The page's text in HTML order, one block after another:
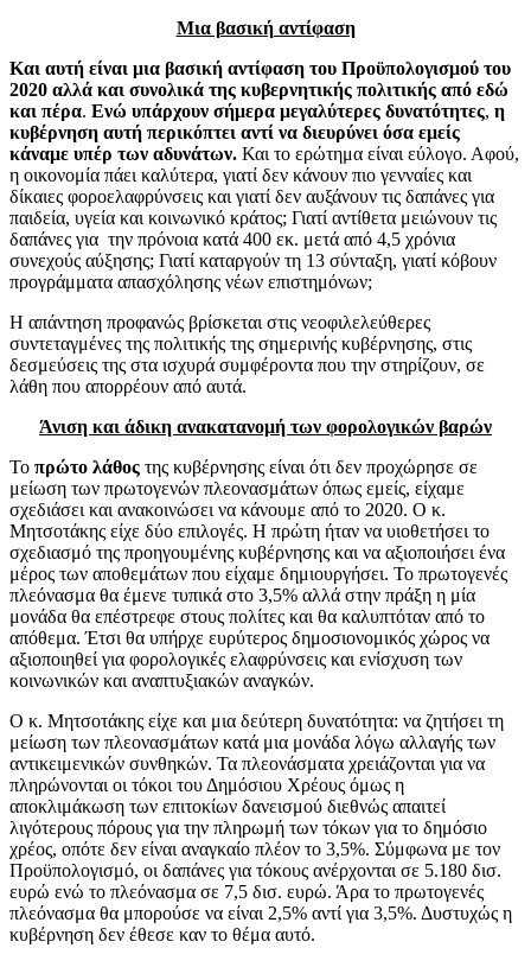
Μια βασική αντίφαση
Και αυτή είναι μια βασική αντίφαση του Προϋπολογισμού του
2020 αλλά και συνολικά της κυβερνητικής πολιτικής από εδώ
και πέρα. Ενώ υπάρχουν σήμερα μεγαλύτερες δυνατότητες, η
κυβέρνηση αυτή περικόπτει αντί να διευρύνει όσα εμείς
κάναμε υπέρ των αδυνάτων. Και το ερώτημα είναι εύλογο. Αφού,
η οικονομία πάει καλύτερα, γιατί δεν κάνουν πιο γενναίες και
δίκαιες φοροελαφρύνσεις και γιατί δεν αυξάνουν τις δαπάνες για
παιδεία, υγεία και κοινωνικό κράτος; Γιατί αντίθετα μειώνουν τις
δαπάνες για την πρόνοια κατά 400 εκ. μετά από 4,5 χρόνια
συνεχούς αύξησης; Γιατί καταργούν τη 13 σύνταξη, γιατί κόβουν
προγράμματα απασχόλησης νέων επιστημόνων;
Η απάντηση προφανώς βρίσκεται στις νεοφιλελεύθερες
συντεταγμένες της πολιτικής της σημερινής κυβέρνησης, στις
δεσμεύσεις της στα ισχυρά συμφέροντα που την στηρίζουν, σε
λάθη που απορρέουν από αυτά.
Άνιση και άδικη ανακατανομή των φορολογικών βαρών
Το πρώτο λάθος της κυβέρνησης είναι ότι δεν προχώρησε σε
μείωση των πρωτογενών πλεονασμάτων όπως εμείς, είχαμε
σχεδιάσει και ανακοινώσει να κάνουμε από το 2020. Ο κ.
Μητσοτάκης είχε δύο επιλογές. Η πρώτη ήταν να υιοθετήσει το
σχεδιασμό της προηγουμένης κυβέρνησης και να αξιοποιήσει ένα
μέρος των αποθεμάτων που είχαμε δημιουργήσει. Το πρωτογενές
πλεόνασμα θα έμενε τυπικά στο 3,5% αλλά στην πράξη η μία
μονάδα θα επέστρεφε στους πολίτες και θα καλυπτόταν από το
απόθεμα. Έτσι θα υπήρχε ευρύτερος δημοσιονομικός χώρος να
αξιοποιηθεί για φορολογικές ελαφρύνσεις και ενίσχυση των
κοινωνικών και αναπτυξιακών αναγκών.
Ο κ. Μητσοτάκης είχε και μια δεύτερη δυνατότητα: να ζητήσει τη
μείωση των πλεονασμάτων κατά μια μονάδα λόγω αλλαγής των
αντικειμενικών συνθηκών. Τα πλεονάσματα χρειάζονται για να
πληρώνονται οι τόκοι του Δημόσιου Χρέους όμως η
αποκλιμάκωση των επιτοκίων δανεισμού διεθνώς απαιτεί
λιγότερους πόρους για την πληρωμή των τόκων για το δημόσιο
χρέος, οπότε δεν είναι αναγκαίο πλέον το 3,5%. Σύμφωνα με τον
Προϋπολογισμό, οι δαπάνες για τόκους ανέρχονται σε 5.180 δισ.
ευρώ ενώ το πλεόνασμα σε 7,5 δισ. ευρώ. Άρα το πρωτογενές
πλεόνασμα θα μπορούσε να είναι 2,5% αντί για 3,5%. Δυστυχώς η
κυβέρνηση δεν έθεσε καν το θέμα αυτό.